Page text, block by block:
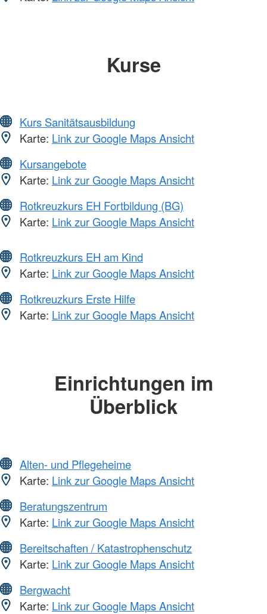
Kurse
Kurs Sanitätsausbildung
Karte: Link zur Google Maps Ansicht
Kursangebote
Karte: Link zur Google Maps Ansicht
Rotkreuzkurs EH Fortbildung (BG)
Karte: Link zur Google Maps Ansicht
Rotkreuzkurs EH am Kind
Karte: Link zur Google Maps Ansicht
Rotkreuzkurs Erste Hilfe
Karte: Link zur Google Maps Ansicht
Einrichtungen im
Überblick
Alten- und Pflegeheime
Karte: Link zur Google Maps Ansicht
Beratungszentrum
Karte: Link zur Google Maps Ansicht
Bereitschaften / Katastrophenschutz
Karte: Link zur Google Maps Ansicht
Bergwacht
Karte: Link zur Google Maps Ansicht